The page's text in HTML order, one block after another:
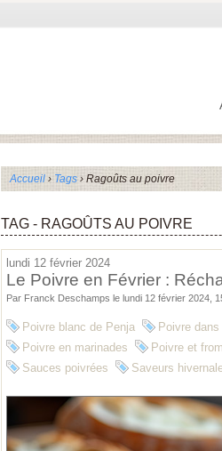
Accueil › Tags› Ragoûts au poivre
TAG - RAGOÛTS AU POIVRE
lundi 12 février 2024
Le Poivre en Février :
Par Franck Deschamps le lundi 12 février 2024,
Poivre blanc de Penja Poivre
Poivre en marinades
Poivre et
Sauces poivrées
Saveurs